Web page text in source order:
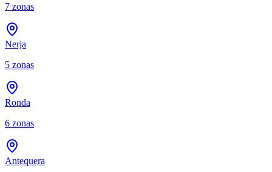
7 zonas
Nerja
5 zonas
Ronda
6 zonas
Antequera